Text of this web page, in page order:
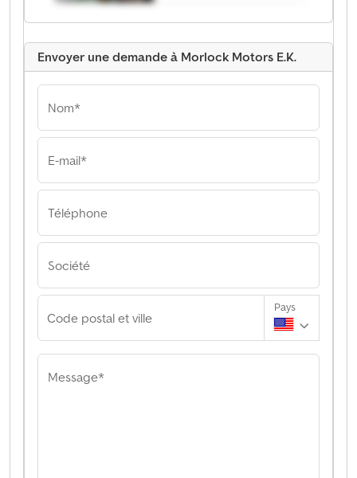
Envoyer une demande à Morlock Motors E.K.
Nom*
E-mail*
Téléphone
Société
Code postal et ville
Pays
Message*